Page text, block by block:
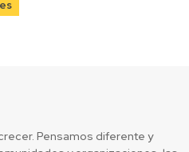
Pensamos diferente y